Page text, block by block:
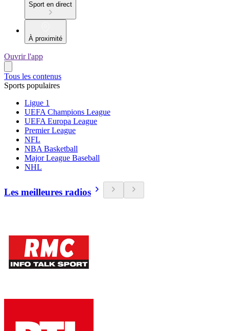
Sport en direct
À proximité
Ouvrir l'app
Tous les contenus
Sports populaires
Ligue 1
UEFA Champions League
UEFA Europa League
Premier League
NFL
NBA Basketball
Major League Baseball
NHL
Les meilleures radios